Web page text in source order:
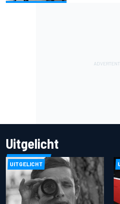
Uitgelicht
UITGELICHT